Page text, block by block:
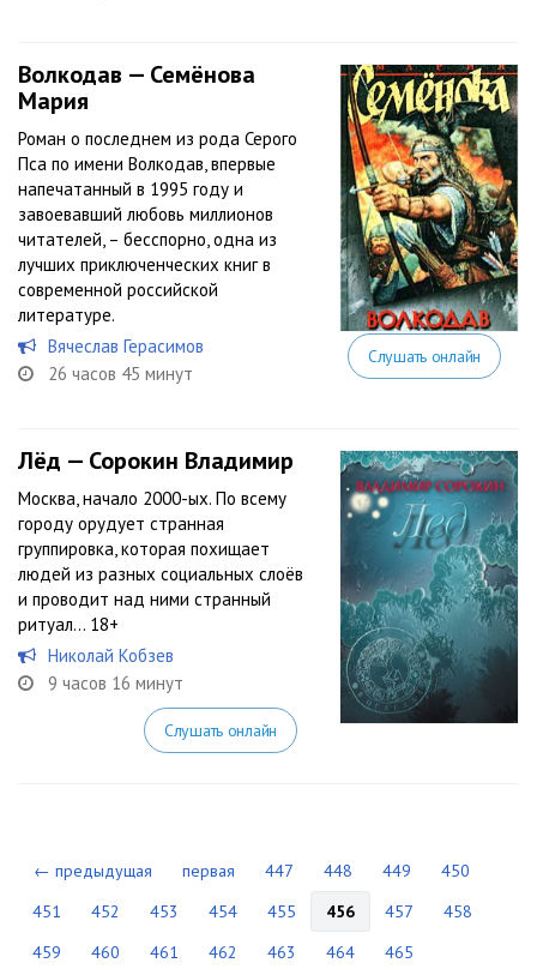
Волкодав — Семёнова
Мария
Роман о последнем из рода Серого
Пса по имени Волкодав, впервые
напечатанный в 1995 году и
завоевавший любовь миллионов
читателей, – бесспорно, одна из
лучших приключенческих книг в
современной российской
литературе.
Вячеслав Герасимов
26 часов 45 минут
Слушать онлайн
Лёд — Сорокин Владимир
Москва, начало 2000-ых. По всему
городу орудует странная
группировка, которая похищает
людей из разных социальных слоёв
и проводит над ними странный
ритуал… 18+
Николай Кобзев
9 часов 16 минут
Слушать онлайн
← предыдущая первая 447 448 449
450
451
452 453 454 455 456 457
458
459
460 461 462 463 464 465